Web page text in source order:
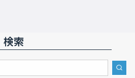
検索